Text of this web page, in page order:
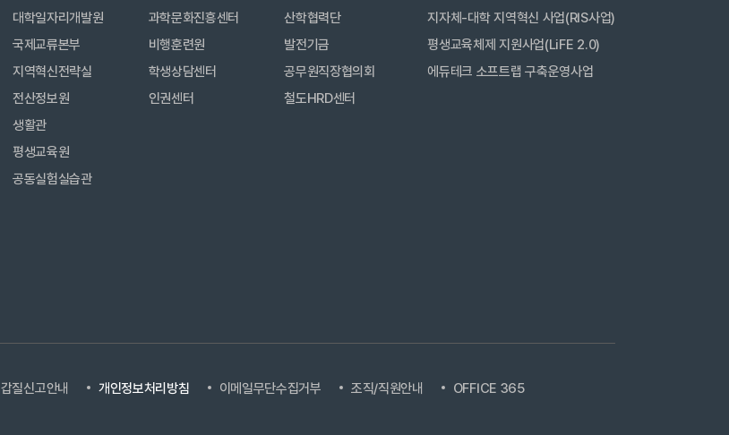
대학일자리개발원
국제교류본부
지역혁신전략실
전산정보원
생활관
평생교육원
공동실험실습관
과학문화진흥센터
비행훈련원
학생상담센터
인권센터
산학협력단
발전기금
공무원직장협의회
철도HRD센터
지자체-대학 지역혁신 사업(RIS사업)
평생교육체제 지원사업(LiFE 2.0)
에듀테크 소프트랩 구축운영사업
갑질신고안내 개인정보처리방침 이메일무단수집거부 조직/직원안내 OFFICE 365